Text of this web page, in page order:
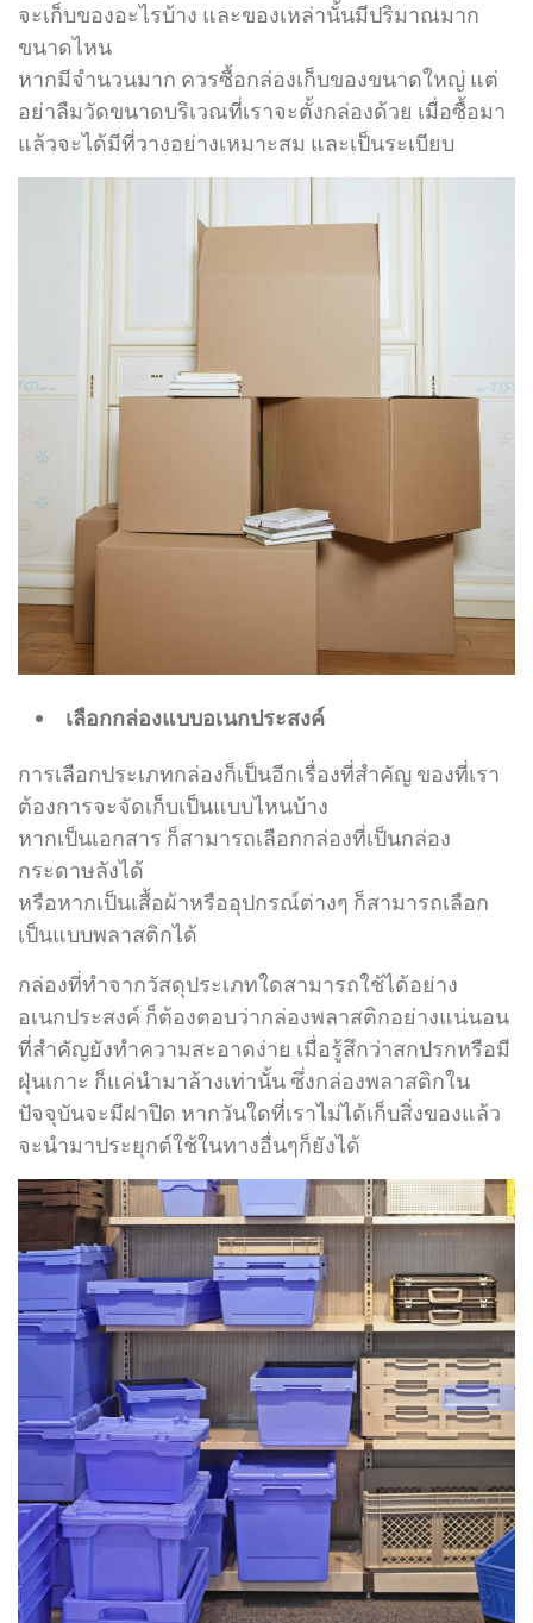
จะเก็บของอะไรบ้าง และของเหล่านั้นมีปริมาณมาก
ขนาดไหน
หากมีจำนวนมาก ควรซื้อกล่องเก็บของขนาดใหญ่ แต่
อย่าลืมวัดขนาดบริเวณที่เราจะตั้งกล่องด้วย เมื่อซื้อมา
แล้วจะได้มีที่วางอย่างเหมาะสม และเป็นระเบียบ
เลือกกล่องแบบอเนกประสงค์
การเลือกประเภทกล่องก็เป็นอีกเรื่องที่สำคัญ ของที่เรา
ต้องการจะจัดเก็บเป็นแบบไหนบ้าง
หากเป็นเอกสาร ก็สามารถเลือกกล่องที่เป็นกล่อง
กระดาษลังได้
หรือหากเป็นเสื้อผ้าหรืออุปกรณ์ต่างๆ ก็สามารถเลือก
เป็นแบบพลาสติกได้
กล่องที่ทำจากวัสดุประเภทใดสามารถใช้ได้อย่าง
อเนกประสงค์ ก็ต้องตอบว่ากล่องพลาสติกอย่างแน่นอน
ที่สำคัญยังทำความสะอาดง่าย เมื่อรู้สึกว่าสกปรกหรือมี
ฝุ่นเกาะ ก็แค่นำมาล้างเท่านั้น ซึ่งกล่องพลาสติกใน
ปัจจุบันจะมีฝาปิด หากวันใดที่เราไม่ได้เก็บสิ่งของแล้ว
จะนำมาประยุกต์ใช้ในทางอื่นๆก็ยังได้